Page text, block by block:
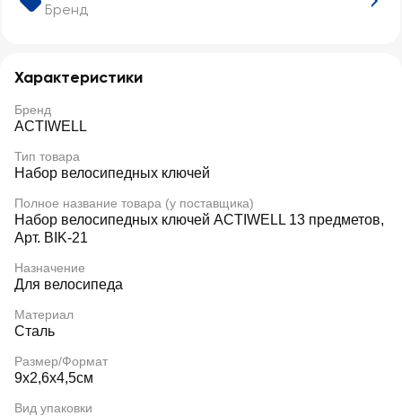
Бренд
Характеристики
Бренд
ACTIWELL
Тип товара
Набор велосипедных ключей
Полное название товара (у поставщика)
Набор велосипедных ключей ACTIWELL 13 предметов,
Арт. BIK-21
Назначение
Для велосипеда
Материал
Сталь
Размер/Формат
9x2,6x4,5см
Вид упаковки